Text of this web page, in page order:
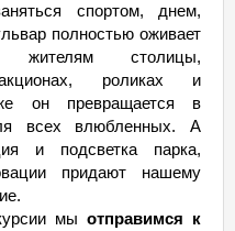
спортом, днем,
полностью оживает
жителям столицы,
роликах и
он превращается в
всех влюбленных. А
и подсветка парка,
придают нашему
мыотправимся к